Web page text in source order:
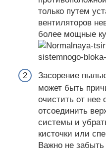
только путем
вентиляторов
более мощные
Засорение
может быть
очистить от нее
отсоединить
системы и
кисточки или
Важно не забыть